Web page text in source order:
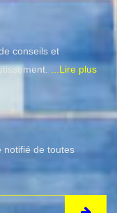
conseils et
...Lire plus
notifié de toutes